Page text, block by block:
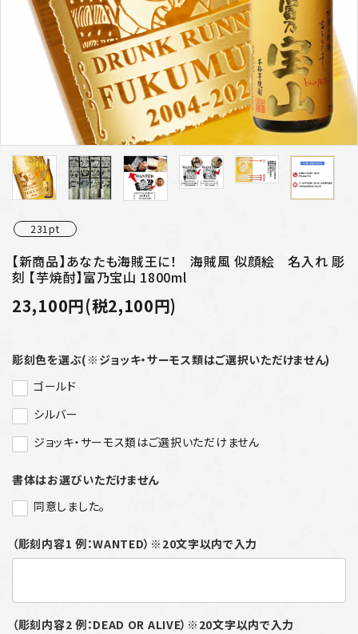
231pt
【新商品】あなたも海賊王に！ 海賊風 似顔絵 名入れ 彫
刻 【芋焼酎】富乃宝山 1800ml
23,100円(税2,100円)
彫刻色を選ぶ(※ジョッキ・サーモス類はご選択いただけません)
ゴールド
シルバー
ジョッキ・サーモス類はご選択いただけません
書体はお選びいただけません
同意しました。
（彫刻内容1 例：WANTED）※20文字以内で入力
（彫刻内容2 例：DEAD OR ALIVE）※20文字以内で入力